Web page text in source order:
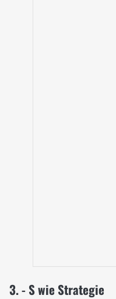
3. - S wie Strategie